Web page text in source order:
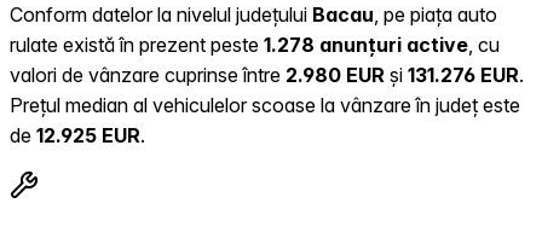
Conform datelor la nivelul județului Bacau , pe piața auto
rulate există în prezent peste 1.278 anunțuri active , cu
valori de vânzare cuprinse între 2.980 EUR și 131.276 EUR.
Prețul median al vehiculelor scoase la vânzare în județ este
de 12.925 EUR.